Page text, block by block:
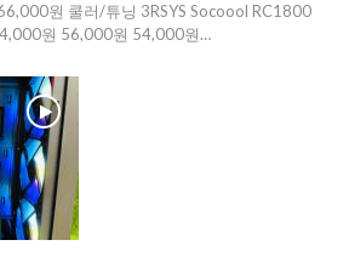
원 쿨러/튜닝 3RSYS Socoool RC1800
원 56,000원 54,000원…